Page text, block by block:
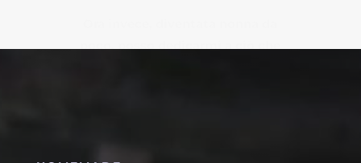
poco, posso dedicarmi a ciò che